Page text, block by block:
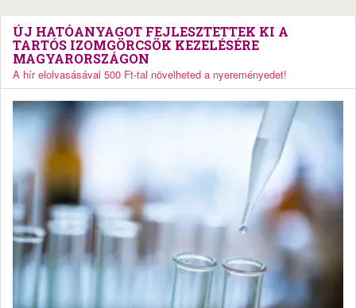
ÚJ HATÓANYAGOT FEJLESZTETTEK KI A
TARTÓS IZOMGÖRCSÖK KEZELÉSÉRE
MAGYARORSZÁGON
A hír elolvasásával 500 Ft-tal növelheted a nyereményedet!